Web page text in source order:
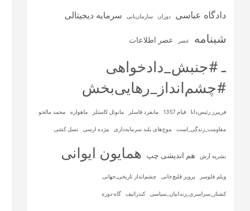
دادگاه عباسی دوران سازمان‌یابی سرمایه‌ دیجیتالی
شبنامه عصر عصر اطلاعات
ـ #جنبش_دادخواهی
#چشم‌انداز_رهایی‌بخش
فریبرز رئیس‌دانا قیام 1357 مانفرد فاسلر مانوئل کاستلز ماهواره‌ محمد مالجو
مقاومت_زندگی_است موج‌های بلند سرمایه‌داری مژده ارسی نسل کشی
نشریه آرش هم اندیشی چپ همایون ایوانی
ویلم فلوسر پرویز قلیچ‌خانی چشم‌انداز تاریخی‌ـ‌جهانی
کشتار_سراسری_زندانیان_سیاسی کندراتیف گاه-دوره